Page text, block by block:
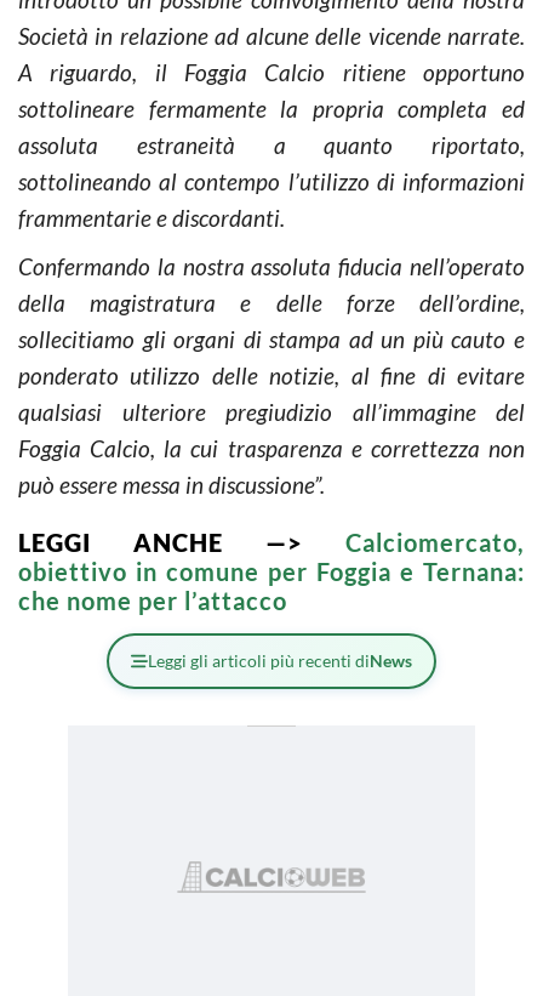
Società in relazione ad alcune delle vicende narrate.
A riguardo, il Foggia Calcio ritiene opportuno
sottolineare fermamente la propria completa ed
assoluta estraneità a quanto riportato,
sottolineando al contempo l’utilizzo di informazioni
frammentarie e discordanti.
Confermando la nostra assoluta fiducia nell’operato
della magistratura e delle forze dell’ordine,
sollecitiamo gli organi di stampa ad un più cauto e
ponderato utilizzo delle notizie, al fine di evitare
qualsiasi ulteriore pregiudizio all’immagine del
Foggia Calcio, la cui trasparenza e correttezza non
può essere messa in discussione”.
LEGGI ANCHE —> Calciomercato,
obiettivo in comune per Foggia e Ternana:
che nome per l’attacco
Leggi gli articoli più recenti diNews